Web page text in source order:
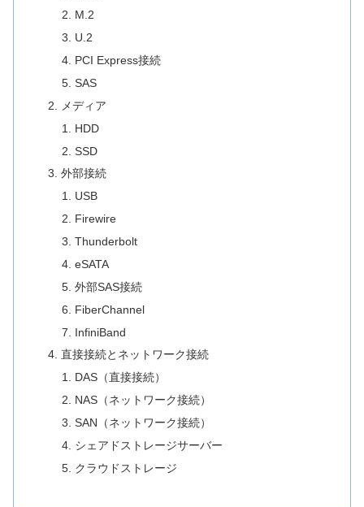
M.2
U.2
PCI Express接続
SAS
メディア
HDD
SSD
外部接続
USB
Firewire
Thunderbolt
eSATA
外部SAS接続
FiberChannel
InfiniBand
直接接続とネットワーク接続
DAS（直接接続）
NAS（ネットワーク接続）
SAN（ネットワーク接続）
シェアドストレージサーバー
クラウドストレージ